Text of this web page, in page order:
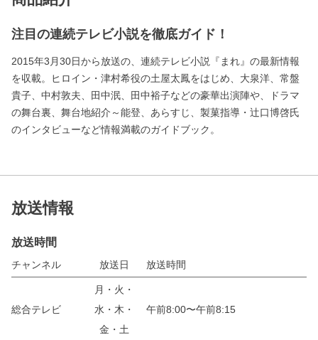
注目の連続テレビ小説を徹底ガイド！
2015年3月30日から放送の、連続テレビ小説『まれ』の最新情報
を収載。ヒロイン・津村希役の土屋太鳳をはじめ、大泉洋、常盤
貴子、中村敦夫、田中泯、田中裕子などの豪華出演陣や、ドラマ
の舞台裏、舞台地紹介～能登、あらすじ、製菓指導・辻口博啓氏
のインタビューなど情報満載のガイドブック。
放送情報
放送時間
チャンネル 放送日 放送時間
総合テレビ
月・火・
水・木・
金・土
午前8:00〜午前8:15